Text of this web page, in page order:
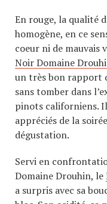
En rouge, la qualité
homogène, en ce
coeur ni de
Noir Domaine
un très bon rapport
sans tomber dans
pinots californiens. Il
appréciés de la
dégustation.
Servi en
Domaine Drouhin, le
a surpris avec sa